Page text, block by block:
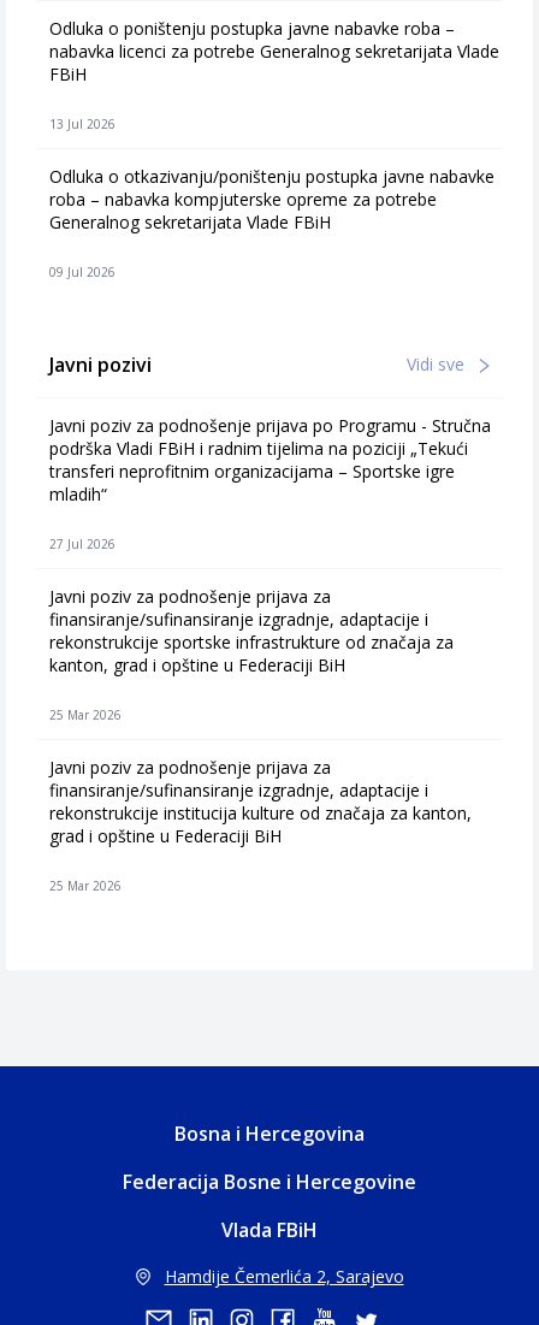
Odluka o poništenju postupka javne nabavke roba –
nabavka licenci za potrebe Generalnog sekretarijata Vlade
FBiH
13 Jul 2026
Odluka o otkazivanju/poništenju postupka javne nabavke
roba – nabavka kompjuterske opreme za potrebe
Generalnog sekretarijata Vlade FBiH
09 Jul 2026
Javni pozivi Vidi sve
Javni poziv za podnošenje prijava po Programu - Stručna
podrška Vladi FBiH i radnim tijelima na poziciji „Tekući
transferi neprofitnim organizacijama – Sportske igre
mladih“
27 Jul 2026
Javni poziv za podnošenje prijava za
finansiranje/sufinansiranje izgradnje, adaptacije i
rekonstrukcije sportske infrastrukture od značaja za
kanton, grad i opštine u Federaciji BiH
25 Mar 2026
Javni poziv za podnošenje prijava za
finansiranje/sufinansiranje izgradnje, adaptacije i
rekonstrukcije institucija kulture od značaja za kanton,
grad i opštine u Federaciji BiH
25 Mar 2026
Bosna i Hercegovina
Federacija Bosne i Hercegovine
Vlada FBiH
Hamdije Čemerlića 2, Sarajevo